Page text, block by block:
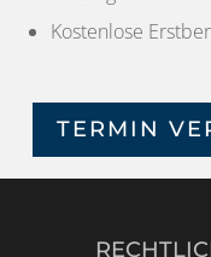
Kostenlose
TERMIN